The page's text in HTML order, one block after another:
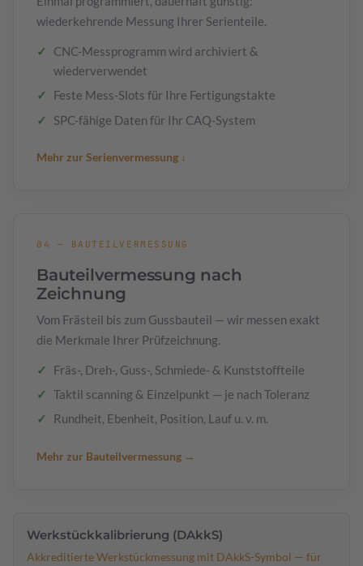
wiederkehrende Messung Ihrer Serienteile.
CNC-Messprogramm wird archiviert &
wiederverwendet
Feste Mess-Slots für Ihre Fertigungstakte
SPC-fähige Daten für Ihr CAQ-System
Mehr zur Serienvermessung ↓
04 — BAUTEILVERMESSUNG
Bauteilvermessung nach
Zeichnung
Vom Frästeil bis zum Gussbauteil — wir messen exakt
die Merkmale Ihrer Prüfzeichnung.
Fräs-, Dreh-, Guss-, Schmiede- & Kunststoffteile
Taktil scanning & Einzelpunkt — je nach Toleranz
Rundheit, Ebenheit, Position, Lauf u. v. m.
Mehr zur Bauteilvermessung →
Werkstückkalibrierung (DAkkS)
Akkreditierte Werkstückmessung mit DAkkS-Symbol — für